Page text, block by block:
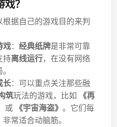
？
据自己的游戏目的来判
戏： 经典纸牌是非常可靠
持离线运行，在没有网络
长：可以重点关注那些融
筑玩法的游戏，比如
《再
或 《宇宙海盗》 。它们每
常适合动脑筋。